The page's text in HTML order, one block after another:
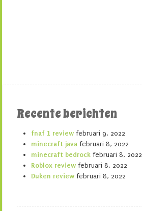
Recente berichten
fnaf 1 review februari 9, 2022
minecraft java februari 8, 2022
minecraft bedrock februari 8, 2022
Roblox review februari 8, 2022
Duken review februari 8, 2022